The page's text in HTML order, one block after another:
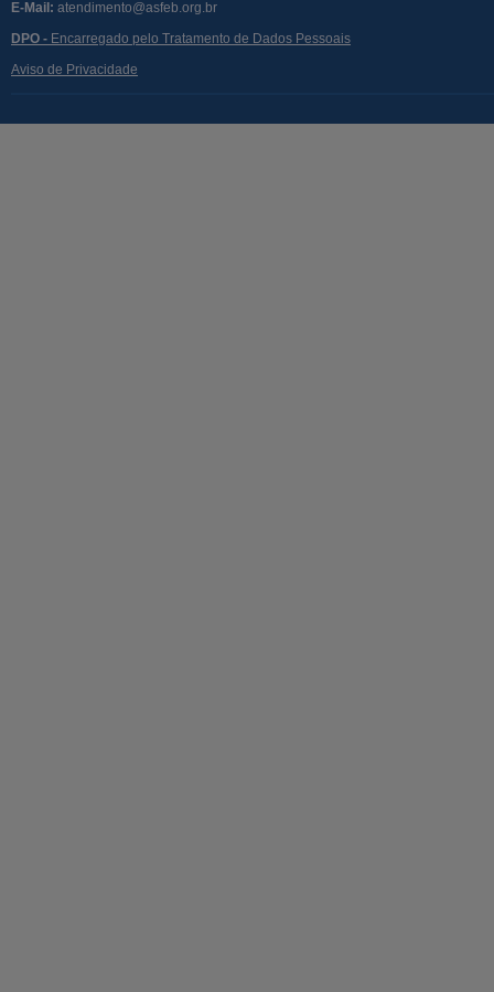
E-Mail: atendimento@asfeb.org.br
DPO - Encarregado pelo Tratamento de Dados Pessoais
Aviso de Privacidade